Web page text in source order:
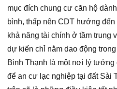
mục đích chung cư căn hộ
bình, thấp nên CDT hướng
khả năng tài chính ở tầm trung
dự kiến chỉ nằm dao động
Bình Thạnh là một nơi lý
để an cư lạc nghiệp tại đất Sài